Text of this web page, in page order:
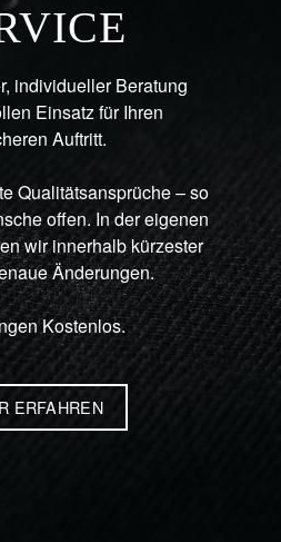
individueller Beratung
Einsatz für Ihren
Auftritt.
Qualitätsansprüche – so
offen. In der eigenen
wir innerhalb kürzester
Änderungen.
Kostenlos.
ERFAHREN